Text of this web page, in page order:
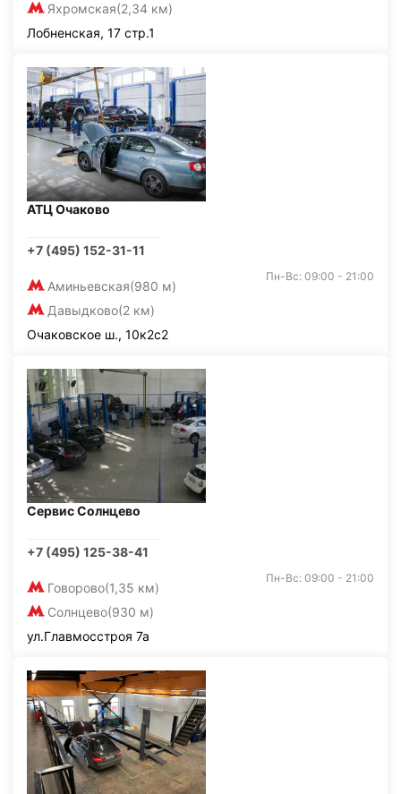
Яхромская(2,34 км)
Лобненская, 17 стр.1
АТЦ Очаково
+7 (495) 152-31-11
Аминьевская(980 м)
Давыдково(2 км)
Пн-Вс: 09:00 - 21:00
Очаковское ш., 10к2с2
Сервис Солнцево
+7 (495) 125-38-41
Говорово(1,35 км)
Солнцево(930 м)
Пн-Вс: 09:00 - 21:00
ул.Главмосстроя 7а